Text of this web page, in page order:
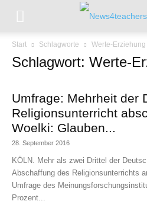
Start Schlagworte Werte-Erziehung
Schlagwort: Werte-
Umfrage: Mehrheit der
Religionsunterricht
Woelki: Glauben...
28. September 2016
KÖLN. Mehr als zwei Drittel der
Abschaffung des Religionsunterrichts
Umfrage des
Prozent...